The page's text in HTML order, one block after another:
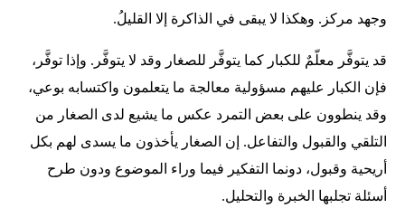
وجهد مركز. وهكذا لا يبقى في الذاكرة إلا القليلُ.
قد يتوفَّر معلّمٌ للكبار كما يتوفَّر للصغار وقد لا يتوفَّر. وإذا توفَّر،
فإن الكبار عليهم مسؤولية معالجة ما يتعلمون واكتسابه بوعي،
وقد ينطوون على بعض التمرد عكس ما يشيع لدى الصغار من
التلقي والقبول والتفاعل. إن الصغار يأخذون ما يسدى لهم بكل
أريحية وقبول، دونما التفكير فيما وراء الموضوع ودون طرح
أسئلة تجلبها الخبرة والتحليل.